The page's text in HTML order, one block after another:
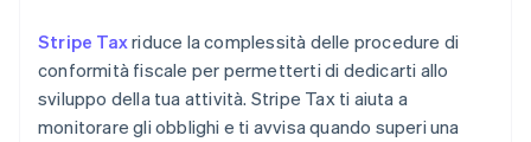
Stripe Taxriduce la complessità delle procedure di
conformità fiscale per permetterti di dedicarti allo
sviluppo della tua attività. Stripe Tax ti aiuta a
monitorare gli obblighi e ti avvisa quando superi una